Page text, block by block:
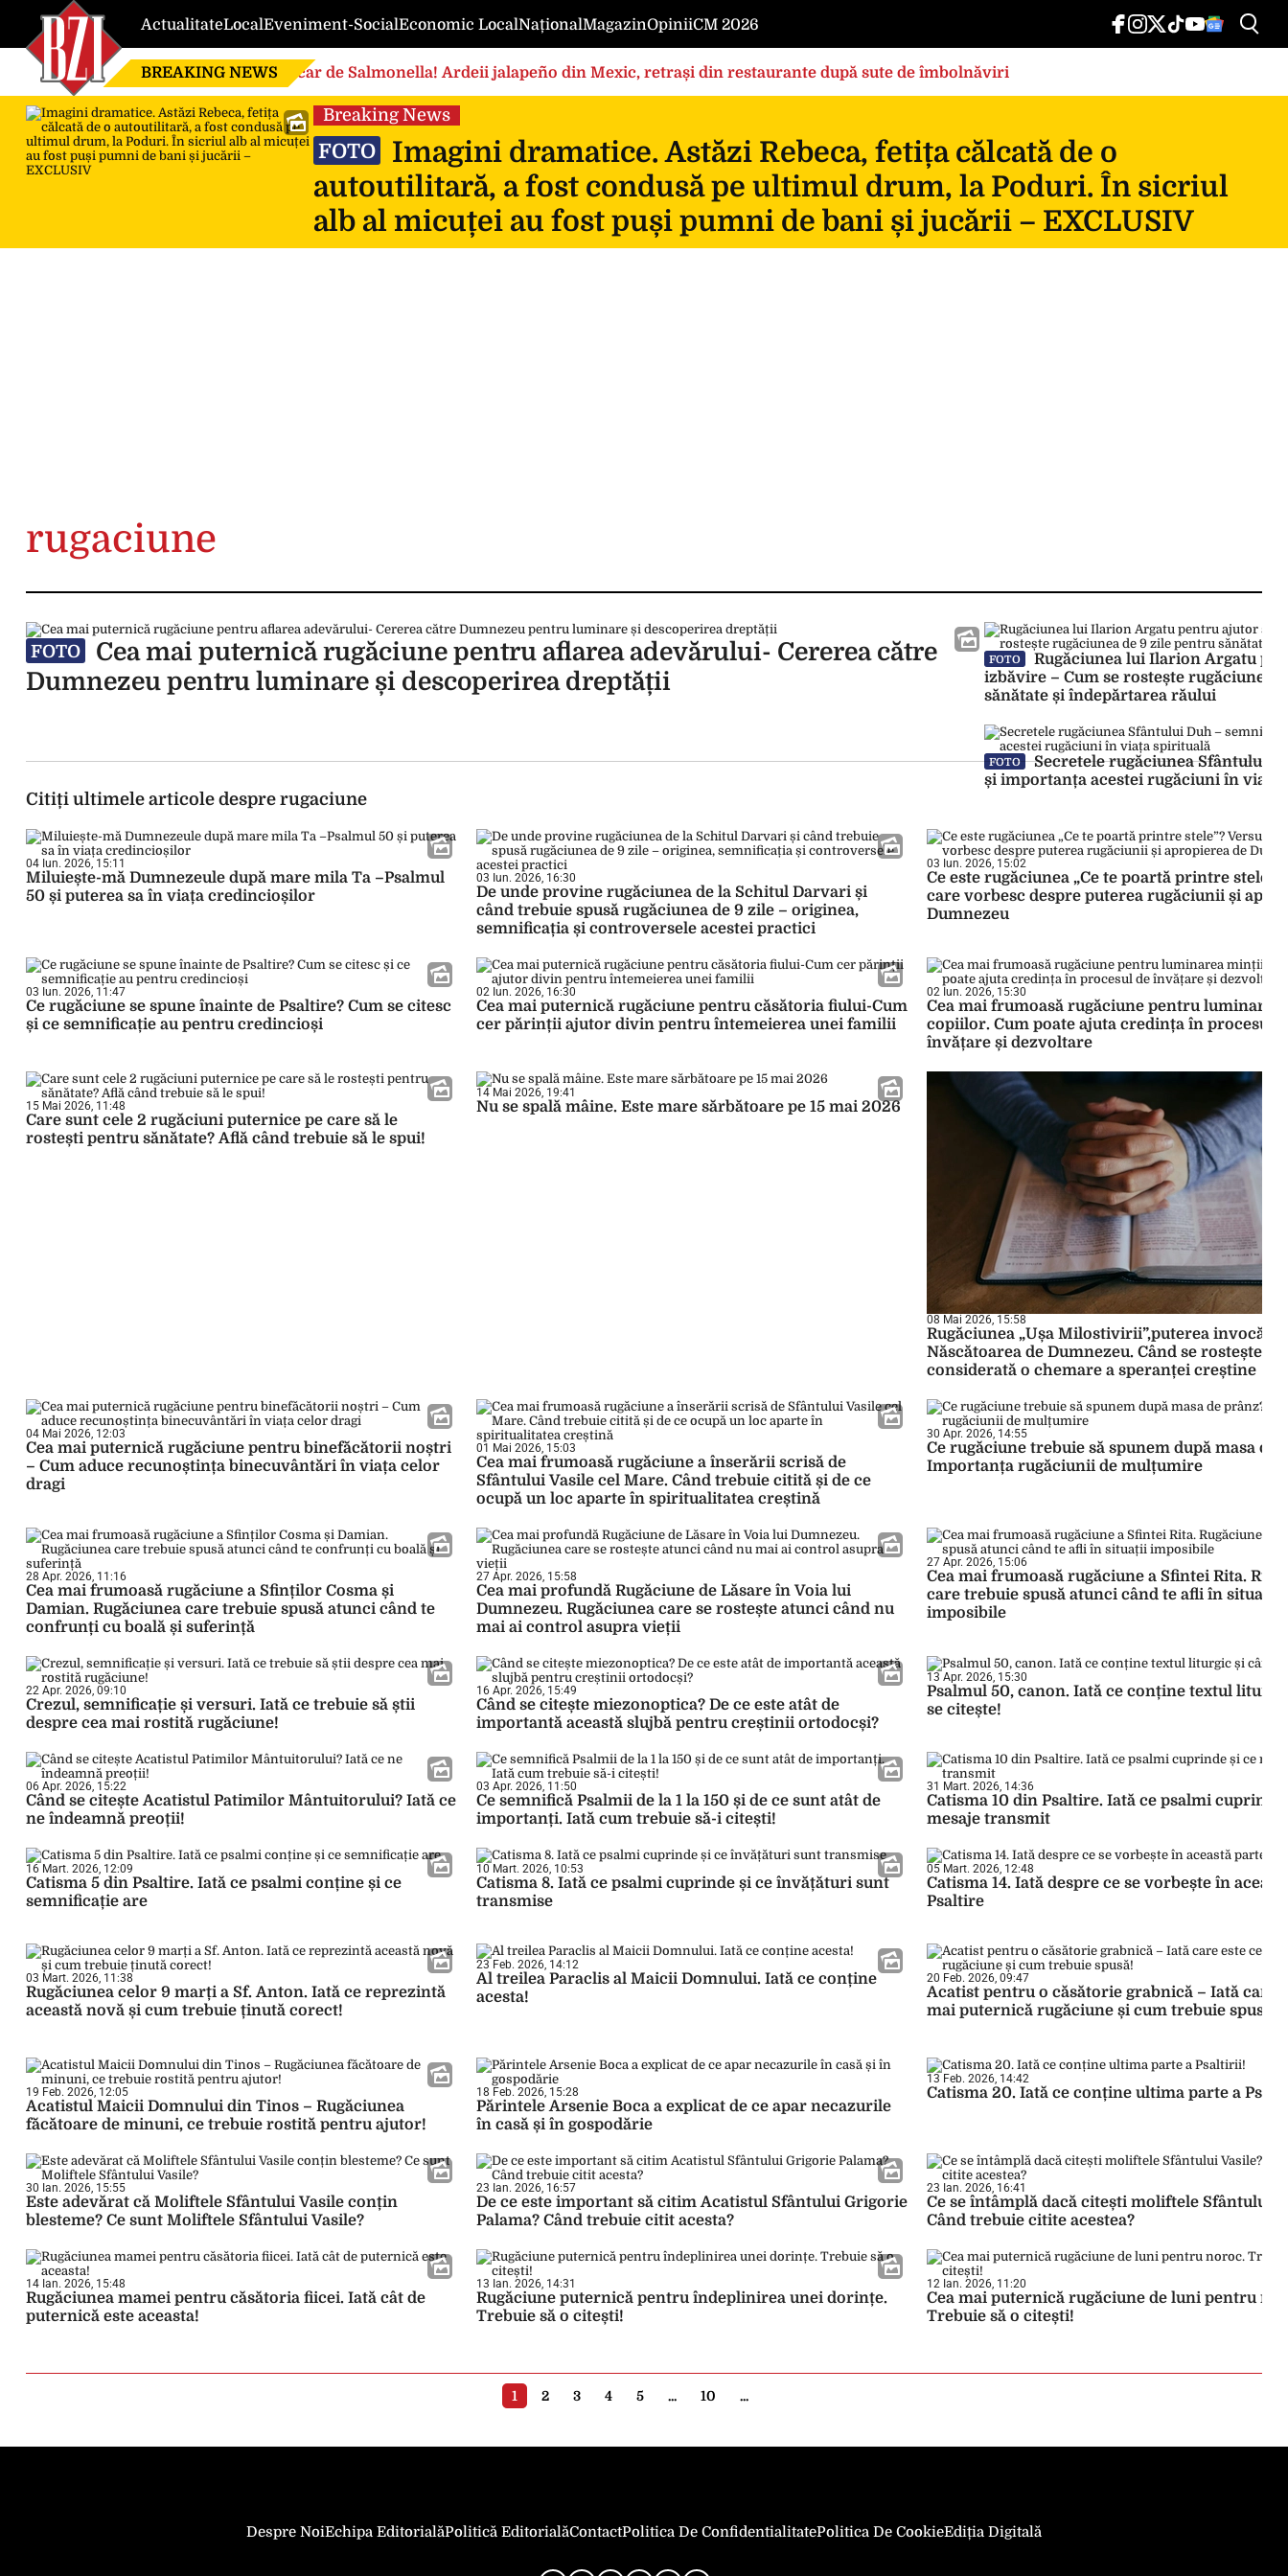
ActualitateLocalEveniment-SocialEconomic LocalNaționalMagazinOpiniiCM 2026
BREAKING NEWS Focar de Salmonella! Ardeii jalapeño din Mexic, retrași din restaurante după sute de îmbolnăviri
Breaking News
FOTO
Imagini dramatice. Astăzi Rebeca, fetița călcată de o
autoutilitară, a fost condusă pe ultimul drum, la Poduri. În sicriul
alb al micuței au fost puși pumni de bani și jucării – EXCLUSIV
rugaciune
FOTO
Cea mai puternică rugăciune pentru aflarea adevărului- Cererea către
Dumnezeu pentru luminare și descoperirea dreptății
FOTO
Rugăciunea lui Ilarion Argatu
izbăvire – Cum se rostește rugăciunea
sănătate și îndepărtarea răului
FOTO
Secretele rugăciunea Sfântului
și importanța acestei rugăciuni în viața
Citiți ultimele articole despre rugaciune
04 Iun. 2026, 15:11
Miluiește-mă Dumnezeule după mare mila Ta –Psalmul
50 și puterea sa în viața credincioșilor
03 Iun. 2026, 16:30
De unde provine rugăciunea de la Schitul Darvari și
când trebuie spusă rugăciunea de 9 zile – originea,
semnificația și controversele acestei practici
03 Iun. 2026, 15:02
Ce este rugăciunea „Ce te poartă printre
care vorbesc despre puterea rugăciunii și
Dumnezeu
03 Iun. 2026, 11:47
Ce rugăciune se spune înainte de Psaltire? Cum se citesc
și ce semnificație au pentru credincioși
02 Iun. 2026, 16:30
Cea mai puternică rugăciune pentru căsătoria fiului-Cum
cer părinții ajutor divin pentru întemeierea unei familii
02 Iun. 2026, 15:30
Cea mai frumoasă rugăciune pentru
copiilor. Cum poate ajuta credința în procesul
învățare și dezvoltare
15 Mai 2026, 11:48
Care sunt cele 2 rugăciuni puternice pe care să le
rostești pentru sănătate? Află când trebuie să le spui!
14 Mai 2026, 19:41
Nu se spală mâine. Este mare sărbătoare pe 15 mai 2026
08 Mai 2026, 15:58
Rugăciunea „Ușa Milostivirii”,puterea invocării
Născătoarea de Dumnezeu. Când se rostește și
considerată o chemare a speranței creștine
04 Mai 2026, 12:03
Cea mai puternică rugăciune pentru binefăcătorii noștri
– Cum aduce recunoștința binecuvântări în viața celor
dragi
01 Mai 2026, 15:03
Cea mai frumoasă rugăciune a înserării scrisă de
Sfântului Vasile cel Mare. Când trebuie citită și de ce
ocupă un loc aparte în spiritualitatea creștină
30 Apr. 2026, 14:55
Ce rugăciune trebuie să spunem după masa de
Importanța rugăciunii de mulțumire
28 Apr. 2026, 11:16
Cea mai frumoasă rugăciune a Sfinților Cosma și
Damian. Rugăciunea care trebuie spusă atunci când te
confrunți cu boală și suferință
27 Apr. 2026, 15:58
Cea mai profundă Rugăciune de Lăsare în Voia lui
Dumnezeu. Rugăciunea care se rostește atunci când nu
mai ai control asupra vieții
27 Apr. 2026, 15:06
Cea mai frumoasă rugăciune a Sfintei Rita.
care trebuie spusă atunci când te afli în situații
imposibile
22 Apr. 2026, 09:10
Crezul, semnificație și versuri. Iată ce trebuie să știi
despre cea mai rostită rugăciune!
16 Apr. 2026, 15:49
Când se citește miezonoptica? De ce este atât de
importantă această slujbă pentru creștinii ortodocși?
13 Apr. 2026, 15:30
Psalmul 50, canon. Iată ce conține textul
se citește!
06 Apr. 2026, 15:22
Când se citește Acatistul Patimilor Mântuitorului? Iată ce
ne îndeamnă preoții!
03 Apr. 2026, 11:50
Ce semnifică Psalmii de la 1 la 150 și de ce sunt atât de
importanți. Iată cum trebuie să-i citești!
31 Mart. 2026, 14:36
Catisma 10 din Psaltire. Iată ce psalmi cuprinde
mesaje transmit
16 Mart. 2026, 12:09
Catisma 5 din Psaltire. Iată ce psalmi conține și ce
semnificație are
10 Mart. 2026, 10:53
Catisma 8. Iată ce psalmi cuprinde și ce învățături sunt
transmise
05 Mart. 2026, 12:48
Catisma 14. Iată despre ce se vorbește în
Psaltire
03 Mart. 2026, 11:38
Rugăciunea celor 9 marți a Sf. Anton. Iată ce reprezintă
această novă și cum trebuie ținută corect!
23 Feb. 2026, 14:12
Al treilea Paraclis al Maicii Domnului. Iată ce conține
acesta!
20 Feb. 2026, 09:47
Acatist pentru o căsătorie grabnică – Iată care
mai puternică rugăciune și cum trebuie spusă!
19 Feb. 2026, 12:05
Acatistul Maicii Domnului din Tinos – Rugăciunea
făcătoare de minuni, ce trebuie rostită pentru ajutor!
18 Feb. 2026, 15:28
Părintele Arsenie Boca a explicat de ce apar necazurile
în casă și în gospodărie
13 Feb. 2026, 14:42
Catisma 20. Iată ce conține ultima parte a
30 Ian. 2026, 15:55
Este adevărat că Moliftele Sfântului Vasile conțin
blesteme? Ce sunt Moliftele Sfântului Vasile?
23 Ian. 2026, 16:57
De ce este important să citim Acatistul Sfântului Grigorie
Palama? Când trebuie citit acesta?
23 Ian. 2026, 16:41
Ce se întâmplă dacă citești moliftele Sfântului
Când trebuie citite acestea?
14 Ian. 2026, 15:48
Rugăciunea mamei pentru căsătoria fiicei. Iată cât de
puternică este aceasta!
13 Ian. 2026, 14:31
Rugăciune puternică pentru îndeplinirea unei dorințe.
Trebuie să o citești!
12 Ian. 2026, 11:20
Cea mai puternică rugăciune de luni pentru
Trebuie să o citești!
1 2 3 4 5 ... 10 ...
Despre NoiEchipa EditorialăPolitică EditorialăContactPolitica De ConfidentialitatePolitica De CookieEdiția Digitală